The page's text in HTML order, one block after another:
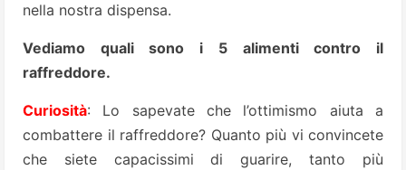
nella nostra dispensa.
Vediamo quali sono i 5 alimenti contro il
raffreddore.
Curiosità: Lo sapevate che l’ottimismo aiuta a
combattere il raffreddore? Quanto più vi convincete
che siete capacissimi di guarire, tanto più